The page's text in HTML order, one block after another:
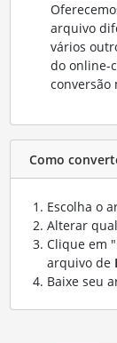
arquivo
vários
do online-
conversão
Como
Escolha o
Alterar
Clique em
arquivo de
Baixe seu